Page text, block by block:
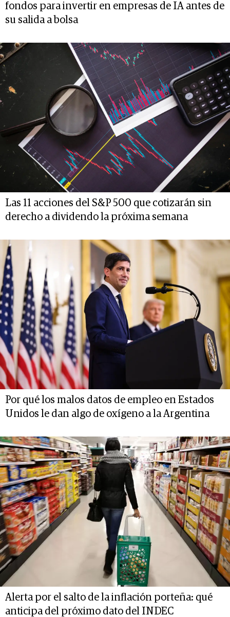
fondos para invertir en empresas de IA antes de
su salida a bolsa
Las 11 acciones del S&P 500 que cotizarán sin
derecho a dividendo la próxima semana
Por qué los malos datos de empleo en Estados
Unidos le dan algo de oxígeno a la Argentina
Alerta por el salto de la inflación porteña: qué
anticipa del próximo dato del INDEC